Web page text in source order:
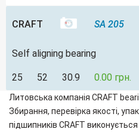
CRAFT SA 205
Self aligning bearing
25 52 30.9 0.00 грн.
Литовська компанія CRAFT
Збирання, перевірка якості,
підшипників CRAFT